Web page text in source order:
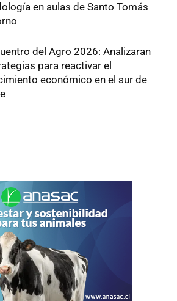
en aulas de Santo Tomás
del Agro 2026: Analizaran
para reactivar el
económico en el sur de